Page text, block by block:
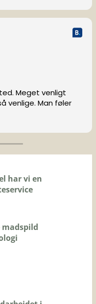
Meget venligt
venlige. Man føler
Lækker
God
Ekstra pude på
)
har vi en
madspild